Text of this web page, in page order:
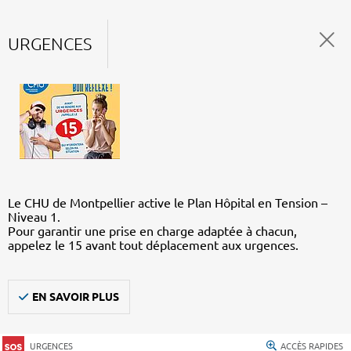
URGENCES
Le CHU de Montpellier active le Plan Hôpital en Tension –
Niveau 1.
Pour garantir une prise en charge adaptée à chacun,
appelez le 15 avant tout déplacement aux urgences.
EN SAVOIR PLUS
URGENCES ACCÈS RAPIDES